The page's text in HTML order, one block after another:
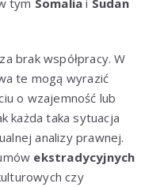
brak współpracy. W
te mogą wyrazić
o wzajemność lub
każda taka sytuacja
analizy prawnej.
ekstradycyjnych
czy